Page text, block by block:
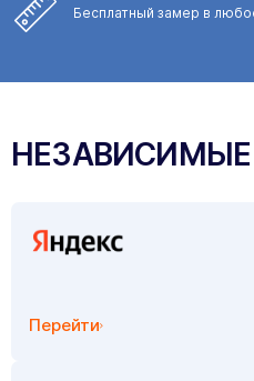
Бесплатный замер в
НЕЗАВИСИМЫЕ
Перейти